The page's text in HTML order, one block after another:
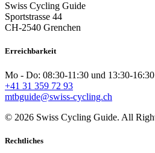
Swiss Cycling Guide
Sportstrasse 44
CH-2540 Grenchen
Erreichbarkeit
Mo - Do: 08:30-11:30 und 13:30-
+41 31 359 72 93
mtbguide@swiss-cycling.ch
© 2026 Swiss Cycling Guide. All
Rechtliches